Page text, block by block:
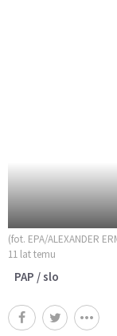
(fot. EPA/ALEXANDER
11 lat temu
PAP / slo